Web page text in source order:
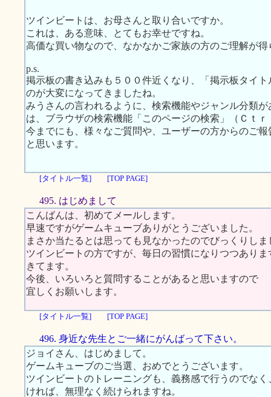
ツインビートは、お母さんと取り合いですか。
これは、ある意味、とてもお幸せですね。
高価な買い物なので、なかなかご家族の方のご理解が
p.s.
掲示板の書き込みも５００件近くなり、「掲示板タイ
のが大変になってきましたね。
みうさんの言われるように、検索機能やジャンル分類
は、ブラウザの検索機能「このページの検索」（Ｃｔ
今までにも、様々なご質問や、ユーザーの方からのご
と思います。
[タイトル一覧] [TOP PAGE]
495. はじめまして
こんばんは、初めてメールします。
早速ですがゲームキューブありがとうございました。
まさか当たるとは思っても見なかったのでびっくりしま
ツインビートの方ですが、毎日の習慣になりつつあり
きてます。
今後、いろいろと質問することがあると思いますので
宜しくお願いします。
[タイトル一覧] [TOP PAGE]
496. 身近な先生とご一緒にがんばって下さい。
ジョイさん、はじめまして。
ゲームキューブのご当選、おめでとうございます。
ツインビートのトレーニングも、義務感で行うのでな
ければ、無理なく続けられますね。